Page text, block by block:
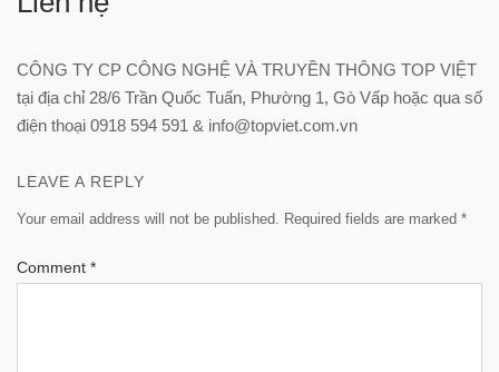
CÔNG TY CP CÔNG NGHỆ VÀ TRUYỀN THÔNG TOP VIỆT
tại địa chỉ 28/6 Trần Quốc Tuấn, Phường 1, Gò Vấp hoặc qua số
điện thoại 0918 594 591 & info@topviet.com.vn
LEAVE A REPLY
Your email address will not be published. Required fields are marked *
Comment *